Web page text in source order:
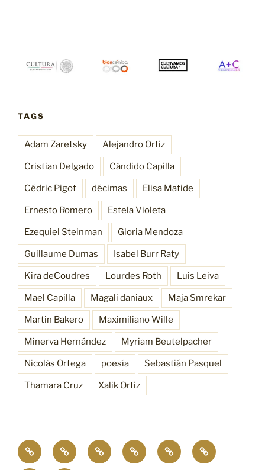
TAGS
Adam Zaretsky Alejandro Ortiz
Cristian Delgado Cándido Capilla
Cédric Pigot décimas Elisa Matide
Ernesto Romero Estela Violeta
Ezequiel Steinman Gloria Mendoza
Guillaume Dumas Isabel Burr Raty
Kira deCoudres Lourdes Roth Luis Leiva
Mael Capilla Magali daniaux Maja Smrekar
Martin Bakero Maximiliano Wille
Minerva Hernández Myriam Beutelpacher
Nicolás Ortega poesía Sebastián Pasquel
Thamara Cruz Xalik Ortiz
Empatía
4.0
¿Quiénes
somos?
AntecedentesProcesosFuncionesResonancia